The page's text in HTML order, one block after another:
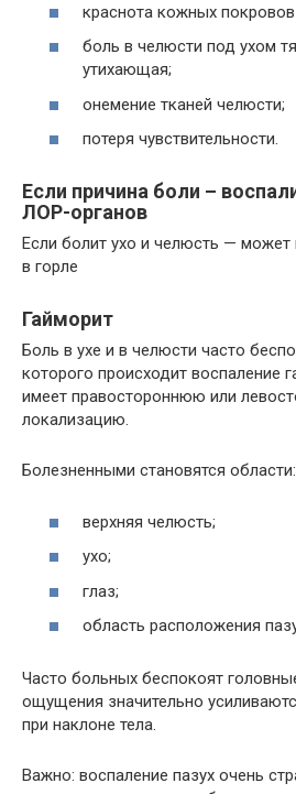
краснота кожных покровов
боль в челюсти под ухом
утихающая;
онемение тканей челюсти;
потеря чувствительности.
Если причина боли –
ЛОР-органов
Если болит ухо и челюсть — может
в горле
Гайморит
Боль в ухе и в челюсти часто
которого происходит воспаление
имеет правостороннюю или
локализацию.
Болезненными становятся области:
верхняя челюсть;
ухо;
глаз;
область расположения
Часто больных беспокоят
ощущения значительно
при наклоне тела.
Важно: воспаление пазух очень